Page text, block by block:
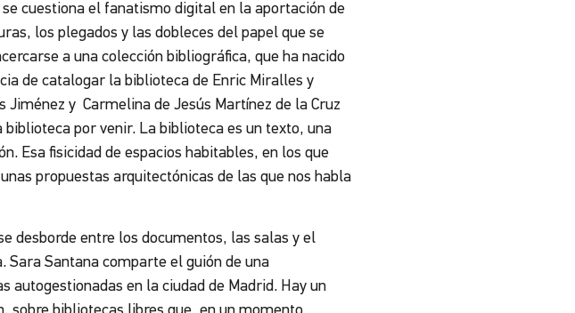
cuestiona el fanatismo digital en la aportación de
los plegados y las dobleces del papel que se
a una colección bibliográfica, que ha nacido
de catalogar la biblioteca de Enric Miralles y
y Carmelina de Jesús Martínez de la Cruz
por venir. La biblioteca es un texto, una
Esa fisicidad de espacios habitables, en los que
propuestas arquitectónicas de las que nos habla
desborde entre los documentos, las salas y el
Santana comparte el guión de una
autogestionadas en la ciudad de Madrid. Hay un